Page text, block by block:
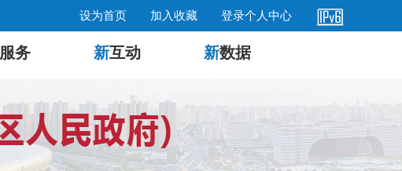
设为首页 加入收藏 登录个人中心
服务 新互动 新数据